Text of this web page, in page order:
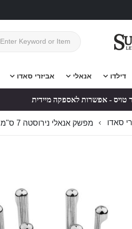
דילדו אנאלי אביזרי סאדו
טויס - אפשרות לאספקה מיידית
סאדו מפשק אנאלי נירוסטה 7 ס"מ – ספקולום מקצועי לסאדו